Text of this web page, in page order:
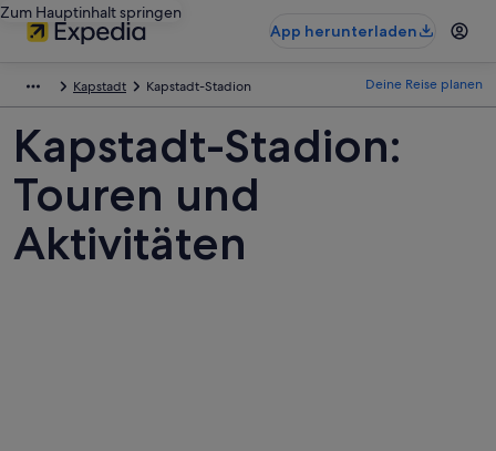
Zum Hauptinhalt springen
App herunterladen
Kapstadt Kapstadt-Stadion Deine Reise planen
Kapstadt-Stadion:
Touren und
Aktivitäten